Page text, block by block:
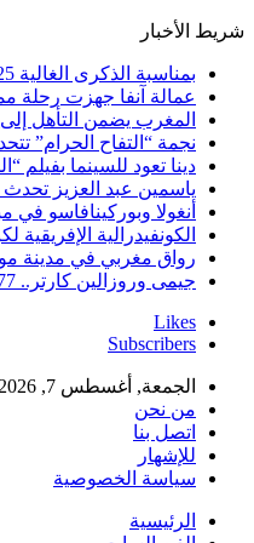
شريط الأخبار
بمناسبة الذكرى الغالية 25سنة لتربع صاحب الجلالة الملك محمد السادس نصره الله على عرش اسلافه المنعمين ؛اقدم هذه القصيدة بعنوان: Mon fidèle Roi Mohammed vI
عمالة آنفا جهزت رحلة
المغرب يضمن التأهل إلى
نجمة “التفاح الحرام”
دينا تعود للسينما
ياسمين عبد العزيز
أنغولا وبوركينافاسو في
الكونفيدرالية
رواق مغربي في مدينة
جيمى وروزالين كارتر.. 77 عامًا في القفص الذهبي
Likes
Subscribers
الجمعة, أغسطس 7, 2026
من نحن
اتصل بنا
للإشهار
سياسة الخصوصية
الرئيسية